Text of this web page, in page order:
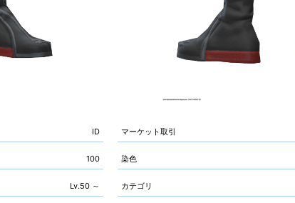
ID マーケット取引
100 染色
Lv.50 ～ カテゴリ